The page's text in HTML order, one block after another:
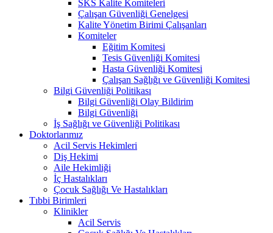
SKS Kalite Komiteleri
Çalışan Güvenliği Genelgesi
Kalite Yönetim Birimi Çalışanları
Komiteler
Eğitim Komitesi
Tesis Güvenliği Komitesi
Hasta Güvenliği Komitesi
Çalışan Sağlığı ve Güvenliği Komitesi
Bilgi Güvenliği Politikası
Bilgi Güvenliği Olay Bildirim
Bilgi Güvenliği
İş Sağlığı ve Güvenliği Politikası
Doktorlarımız
Acil Servis Hekimleri
Diş Hekimi
Aile Hekimliği
İç Hastalıkları
Çocuk Sağlığı Ve Hastalıkları
Tıbbi Birimleri
Klinikler
Acil Servis